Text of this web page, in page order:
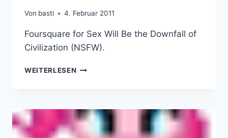
Von basti 4. Februar 2011
Foursquare for Sex Will Be the Downfall of
Civilization (NSFW).
WEITERLESEN FOURSQUARE
BE
THE
DOWNFALL